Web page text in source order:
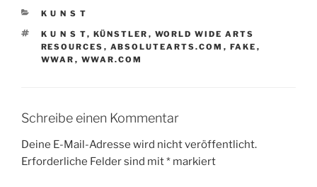
KATEGORIEN
K U N S T
SCHLAGWÖRTER
K U N S T, KÜNSTLER , WORLD WIDE ARTS
RESOURCES , ABSOLUTEARTS.COM , FAKE ,
WWAR , WWAR.COM
Schreibe einen Kommentar
Deine E-Mail-Adresse wird nicht veröffentlicht.
Erforderliche Felder sind mit* markiert